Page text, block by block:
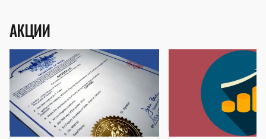
АКЦИИ